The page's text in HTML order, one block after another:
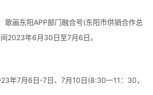
歌画东阳APP部门融合号(东阳市供销合作总
2023年6月30日至7月6日。
年7月6日-7日、7月10日(8:30—11：30，